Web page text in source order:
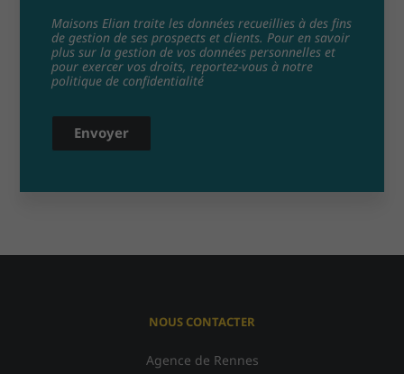
Maisons Elian traite les données recueillies à des fins
de gestion de ses prospects et clients. Pour en savoir
plus sur la gestion de vos données personnelles et
pour exercer vos droits, reportez-vous à notre
politique de confidentialité
Envoyer
NOUS CONTACTER
Agence de Rennes